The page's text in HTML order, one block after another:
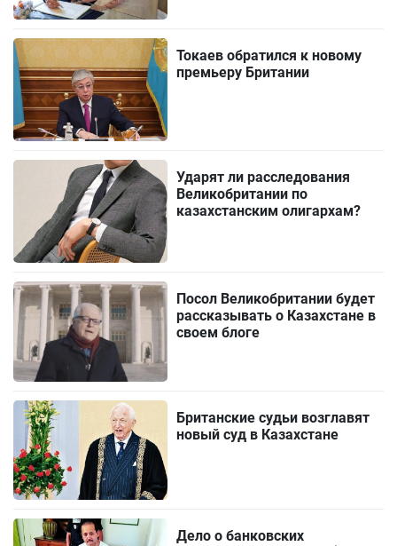
Токаев обратился к новому
премьеру Британии
Ударят ли расследования
Великобритании по
казахстанским олигархам?
Посол Великобритании будет
рассказывать о Казахстане в
своем блоге
Британские судьи возглавят
новый суд в Казахстане
Дело о банковских